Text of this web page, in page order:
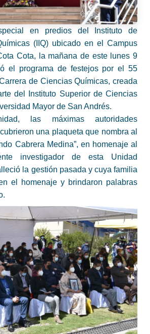
en predios del Instituto de
(IIQ) ubicado en el Campus
Cota, la mañana de este lunes 9
el programa de festejos por el 55
de Ciencias Químicas, creada
del Instituto Superior de Ciencias
Mayor de San Andrés.
las máximas autoridades
una plaqueta que nombra al
Cabrera Medina”, en homenaje al
investigador de esta Unidad
la gestión pasada y cuya familia
el homenaje y brindaron palabras